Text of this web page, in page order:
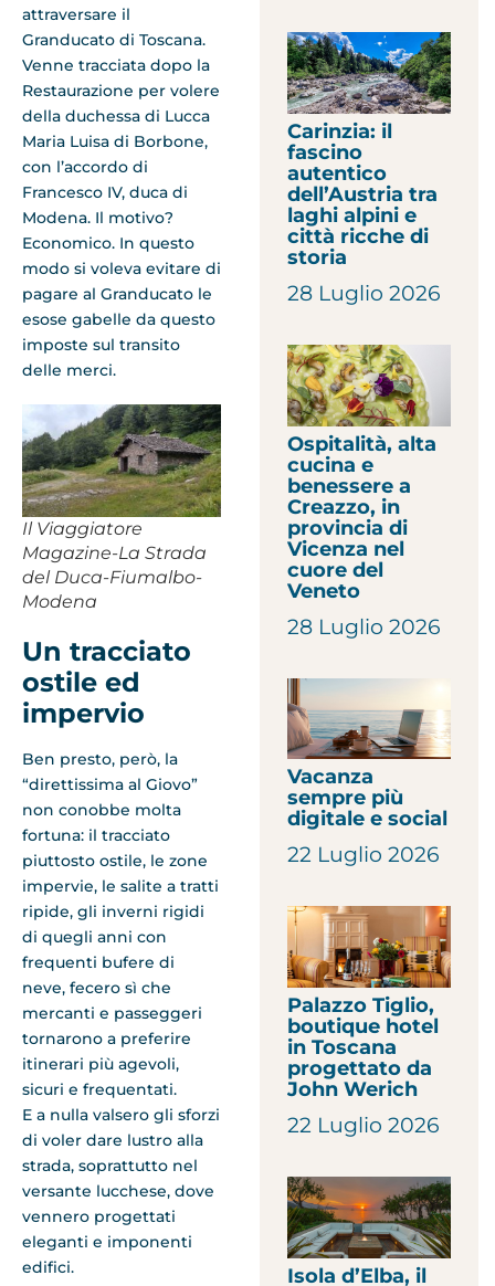
attraversare il
Granducato di Toscana.
Venne tracciata dopo la
Restaurazione per volere
della duchessa di Lucca
Maria Luisa di Borbone,
con l’accordo di
Francesco IV, duca di
Modena. Il motivo?
Economico. In questo
modo si voleva evitare di
pagare al Granducato le
esose gabelle da questo
imposte sul transito
delle merci.
Il Viaggiatore
Magazine-La Strada
del Duca-Fiumalbo-
Modena
Un tracciato
ostile ed
impervio
Ben presto, però, la
“direttissima al Giovo”
non conobbe molta
fortuna: il tracciato
piuttosto ostile, le zone
impervie, le salite a tratti
ripide, gli inverni rigidi
di quegli anni con
frequenti bufere di
neve, fecero sì che
mercanti e passeggeri
tornarono a preferire
itinerari più agevoli,
sicuri e frequentati.
E a nulla valsero gli sforzi
di voler dare lustro alla
strada, soprattutto nel
versante lucchese, dove
vennero progettati
eleganti e imponenti
edifici.
Carinzia: il
fascino
autentico
dell’Austria tra
laghi alpini e
città ricche di
storia
28 Luglio 2026
Ospitalità, alta
cucina e
benessere a
Creazzo, in
provincia di
Vicenza nel
cuore del
Veneto
28 Luglio 2026
Vacanza
sempre più
digitale e social
22 Luglio 2026
Palazzo Tiglio,
boutique hotel
in Toscana
progettato da
John Werich
22 Luglio 2026
Isola d’Elba, il